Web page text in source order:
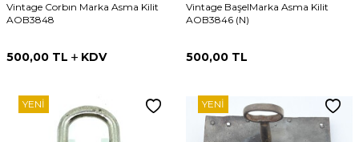
Vintage Corbın Marka Asma Kilit
AOB3848
500,00 TL KDV
Vintage BaşelMarka Asma Kilit
AOB3846 (N)
500,00 TL
YENI YENI